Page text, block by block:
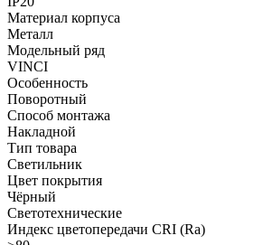
Материал корпуса
Металл
Модельный ряд
VINCI
Особенность
Поворотный
Способ монтажа
Накладной
Тип товара
Светильник
Цвет покрытия
Чёрный
Светотехнические
Индекс цветопередачи CRI (Ra)